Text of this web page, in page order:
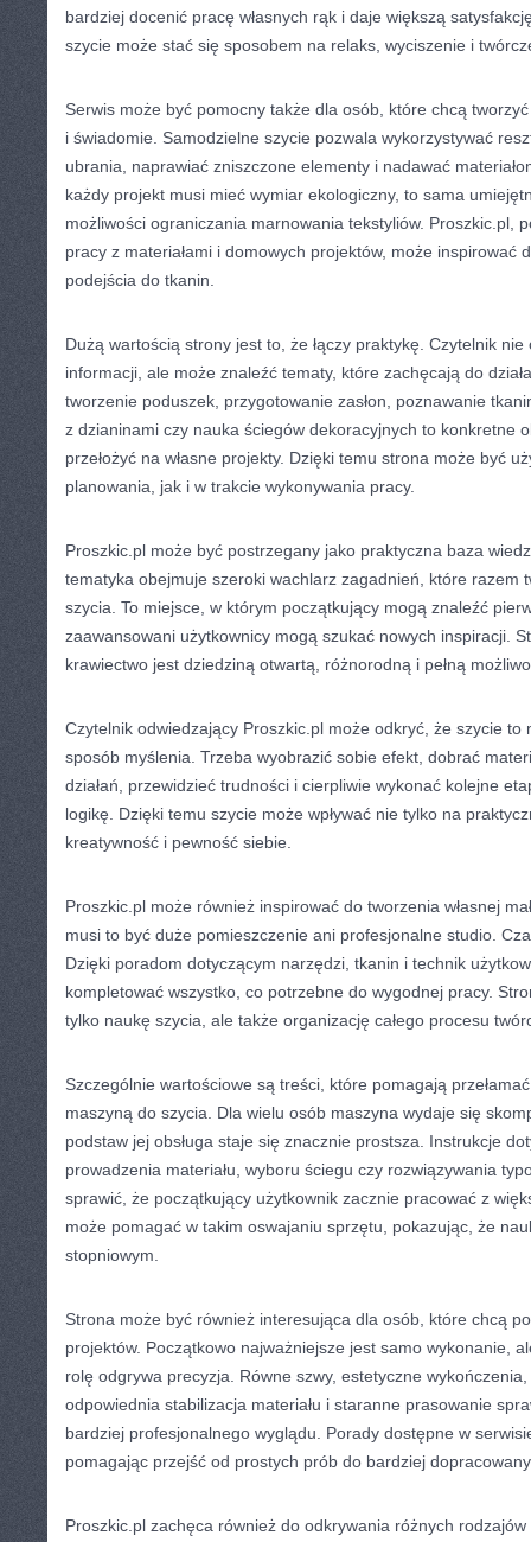
bardziej docenić pracę własnych rąk i daje większą
szycie może stać się sposobem na relaks, wyciszenie i
Serwis może być pomocny także dla osób, które chcą
i świadomie. Samodzielne szycie pozwala wykorzystywać
ubrania, naprawiać zniszczone elementy i nadawać
każdy projekt musi mieć wymiar ekologiczny, to sama
możliwości ograniczania marnowania tekstyliów. Proszkic.pl,
pracy z materiałami i domowych projektów, może inspirować
podejścia do tkanin.
Dużą wartością strony jest to, że łączy praktykę. Czytelnik
informacji, ale może znaleźć tematy, które zachęcają do
tworzenie poduszek, przygotowanie zasłon, poznawanie
z dzianinami czy nauka ściegów dekoracyjnych to konkretne
przełożyć na własne projekty. Dzięki temu strona może być
planowania, jak i w trakcie wykonywania pracy.
Proszkic.pl może być postrzegany jako praktyczna baza
tematyka obejmuje szeroki wachlarz zagadnień, które razem
szycia. To miejsce, w którym początkujący mogą znaleźć
zaawansowani użytkownicy mogą szukać nowych inspiracji.
krawiectwo jest dziedziną otwartą, różnorodną i pełną
Czytelnik odwiedzający Proszkic.pl może odkryć, że szycie to
sposób myślenia. Trzeba wyobrazić sobie efekt, dobrać
działań, przewidzieć trudności i cierpliwie wykonać kolejne
logikę. Dzięki temu szycie może wpływać nie tylko na
kreatywność i pewność siebie.
Proszkic.pl może również inspirować do tworzenia własnej
musi to być duże pomieszczenie ani profesjonalne studio.
Dzięki poradom dotyczącym narzędzi, tkanin i technik
kompletować wszystko, co potrzebne do wygodnej pracy.
tylko naukę szycia, ale także organizację całego procesu
Szczególnie wartościowe są treści, które pomagają
maszyną do szycia. Dla wielu osób maszyna wydaje się
podstaw jej obsługa staje się znacznie prostsza. Instrukcje
prowadzenia materiału, wyboru ściegu czy rozwiązywania
sprawić, że początkujący użytkownik zacznie pracować z
może pomagać w takim oswajaniu sprzętu, pokazując, że
stopniowym.
Strona może być również interesująca dla osób, które chcą
projektów. Początkowo najważniejsze jest samo wykonanie,
rolę odgrywa precyzja. Równe szwy, estetyczne
odpowiednia stabilizacja materiału i staranne prasowanie
bardziej profesjonalnego wyglądu. Porady dostępne w
pomagając przejść od prostych prób do bardziej
Proszkic.pl zachęca również do odkrywania różnych